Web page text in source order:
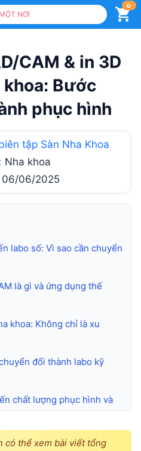
NƠI
0
CAM & in 3D
Bước
phục hình
tập Sàn Nha Khoa
Nha khoa
06/06/2025
labo số: Vì sao cần chuyển
là gì và ứng dụng thế
khoa: Không chỉ là xu
đổi thành labo kỹ
chất lượng phục hình và
có thể xem bài viết tổng